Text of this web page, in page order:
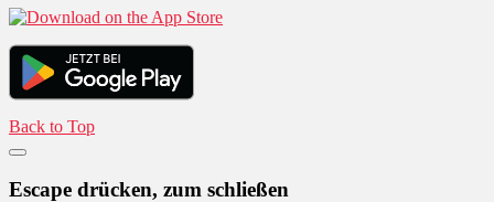
Back to Top
Escape drücken, zum schließen